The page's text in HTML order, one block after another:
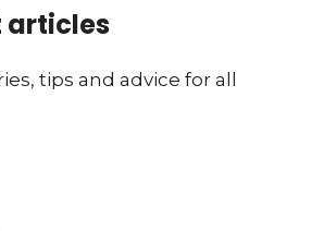
articles
tips and advice for all